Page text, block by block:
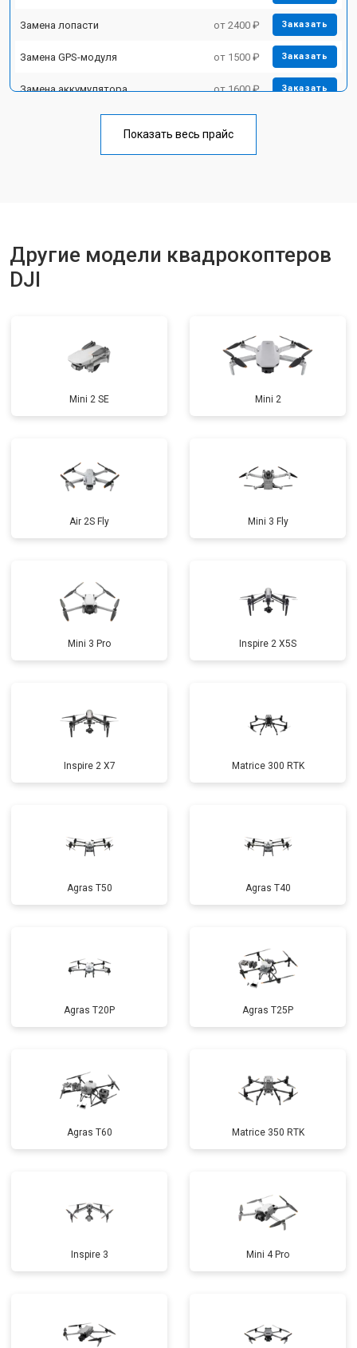
Замена лопасти от 2400 ₽ Заказать
Замена GPS-модуля от 1500 ₽ Заказать
Замена аккумулятора от 1600 ₽ Заказать
от 1800 ₽
Показать весь прайс
Другие модели квадрокоптеров
DJI
Mini 2 SE Mini 2
Air 2S Fly Mini 3 Fly
Mini 3 Pro Inspire 2 X5S
Inspire 2 X7 Matrice 300 RTK
Agras T50 Agras T40
Agras T20P Agras T25P
Agras T60 Matrice 350 RTK
Inspire 3 Mini 4 Pro